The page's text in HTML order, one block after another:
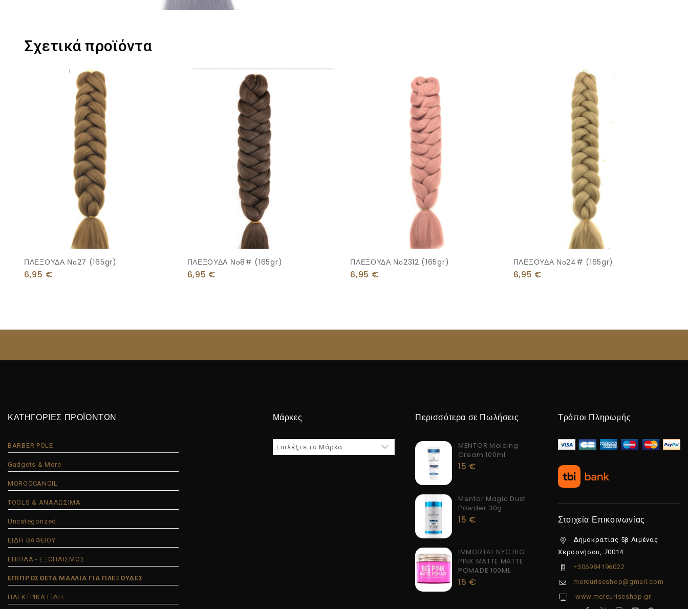
Σχετικά προϊόντα
ΠΛΕΞΟΥΔΑ Νο27 (165gr)
6,95 €
ΠΛΕΞΟΥΔΑ Νο8# (165gr)
6,95 €
ΠΛΕΞΟΥΔΑ Νο2312 (165gr)
6,95 €
ΠΛΕΞΟΥΔΑ Νο24# (165gr)
6,95 €
ΚΑΤΗΓΟΡΙΕΣ ΠΡΟΪΟΝΤΩΝ
BARBER POLE
Gadgets & More
MOROCCANOIL
TOOLS & ΑΝΑΛΩΣΙΜΑ
Uncategorized
ΕΙΔΗ ΒΑΦΕΙΟΥ
ΕΠΙΠΛΑ - ΕΞΟΠΛΙΣΜΟΣ
ΕΠΙΠΡΟΣΘΕΤΑ ΜΑΛΛΙΑ ΓΙΑ ΠΛΕΞΟΥΔΕΣ
ΗΛΕΚΤΡΙΚΑ ΕΙΔΗ
Μάρκες Περισσότερα σε Πωλήσεις
MENTOR Molding
Cream 100ml
15 €
Mentor Magic Dust
Powder 30g
15 €
IMMORTAL NYC BIG
PINK MATTE MATTE
POMADE 100ML
15 €
Τρόποι Πληρωμής
Στοιχεία Επικοινωνίας
Δημοκρατίας 5β Λιμένας
Χερσονήσου, 70014
+306984196022
mercuriseshop@gmail.com
www.mercuriseshop.gr